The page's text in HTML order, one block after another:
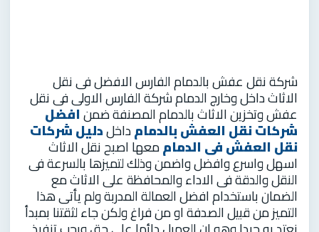
شركة نقل عفش بالدمام الفارس الافضل فى نقل
الاثاث داخل وخارج الدمام شركة الفارس الاولى فى نقل
عفش وتخزين الاثاث بالدمام المصنفة ضمنافضل
شركات نقل العفش بالدمامداخلدليل شركات
نقل العفش فى الدماممعها اصبح نقل الاثاث
اسهل واسرع وافضل واضمن وذلك لتميزها بالسرعة فى
النقل والدقة فى الاداء والمحافظة على الاثاث مع
الضمان باستخدام افضل العمالة المدربة ولم يأتى هذا
التميز من قبيل الصدفة او من فراغ ولكن جاء لثقتنا بمبدأ